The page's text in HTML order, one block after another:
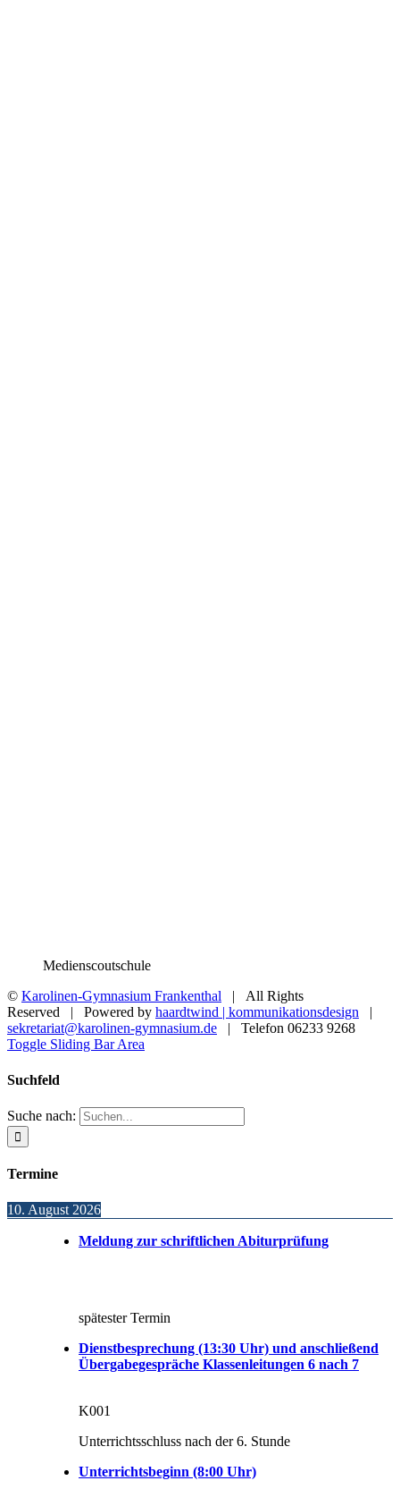
Medienscoutschule
© Karolinen-Gymnasium Frankenthal | All Rights
Reserved | Powered by haardtwind | kommunikationsdesign
sekretariat@karolinen-gymnasium.de | Telefon 06233 9268
Toggle Sliding Bar Area
Suchfeld
Suche nach:
Termine
10. August 2026
Meldung zur schriftlichen Abiturprüfung
spätester Termin
Dienstbesprechung (13:30 Uhr) und anschließend
Übergabegespräche Klassenleitungen 6 nach 7
K001
Unterrichtsschluss nach der 6. Stunde
Unterrichtsbeginn (8:00 Uhr)